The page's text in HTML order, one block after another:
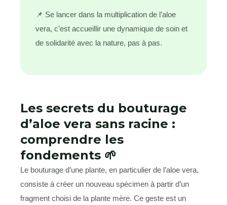
📌 Se lancer dans la multiplication de l’aloe
vera, c’est accueillir une dynamique de soin et
de solidarité avec la nature, pas à pas.
Les secrets du bouturage
d’aloe vera sans racine :
comprendre les
fondements 🌱
Le bouturage d’une plante, en particulier de l’aloe vera,
consiste à créer un nouveau spécimen à partir d’un
fragment choisi de la plante mère. Ce geste est un